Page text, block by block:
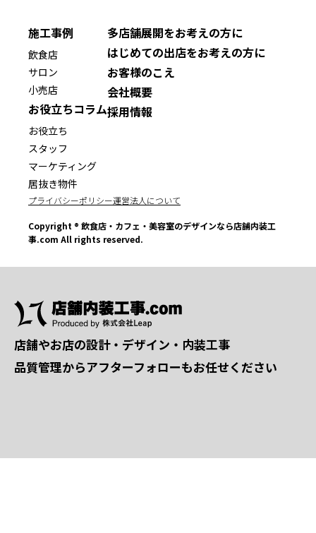
施工事例
飲食店
サロン
小売店
お役立ちコラム
お役立ち
スタッフ
マーケティング
居抜き物件
多店舗展開をお考えの方に
はじめての出店をお考えの方に
お客様のこえ
会社概要
採用情報
プライバシーポリシー運営法人について
Copyright ® 飲食店・カフェ・美容室のデザインなら店舗内装工
事.com All rights reserved.
店舗やお店の設計・デザイン・内装工事
品質管理からアフターフォローもお任せください